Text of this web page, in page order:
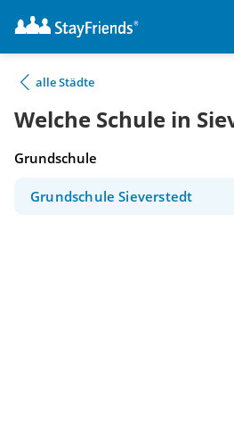
alle Städte
Welche Schule in
Grundschule
Grundschule Sieverstedt